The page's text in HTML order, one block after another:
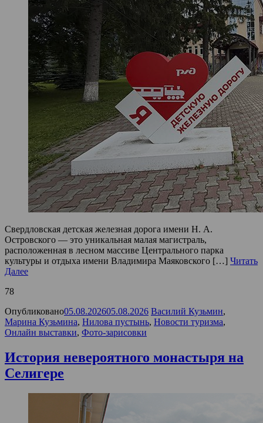
Свердловская детская железная дорога имени Н. А.
Островского — это уникальная малая магистраль,
расположенная в лесном массиве Центрального парка
культуры и отдыха имени Владимира Маяковского […] Читать
Далее
78
Опубликовано05.08.202605.08.2026 Василий Кузьмин,
Марина Кузьмина, Нилова пустынь, Новости туризма,
Онлайн выставки, Фото-зарисовки
История невероятного монастыря на
Селигере